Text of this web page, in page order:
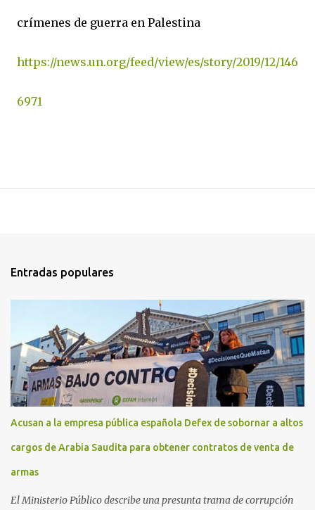
crímenes de guerra en Palestina
https://news.un.org/feed/view/es/story/2019/12/146
6971
Entradas populares
Acusan a la empresa pública española Defex de sobornar a altos
cargos de Arabia Saudita para obtener contratos de venta de
armas
El Ministerio Público describe una presunta trama de corrupción